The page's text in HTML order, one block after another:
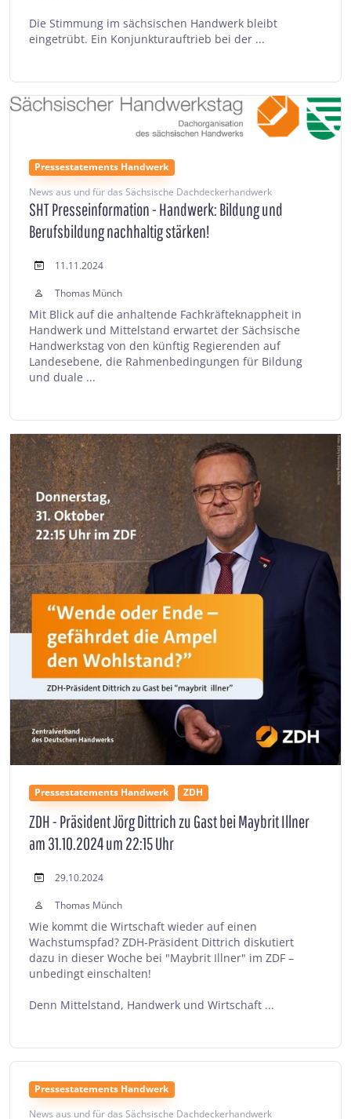
Die Stimmung im sächsischen Handwerk bleibt
eingetrübt. Ein Konjunkturauftrieb bei der ...
Pressestatements Handwerk
News aus und für das Sächsische Dachdeckerhandwerk
SHT Presseinformation - Handwerk: Bildung und
Berufsbildung nachhaltig stärken!
11.11.2024
Thomas Münch
Mit Blick auf die anhaltende Fachkräfteknappheit in
Handwerk und Mittelstand erwartet der Sächsische
Handwerkstag von den künftig Regierenden auf
Landesebene, die Rahmenbedingungen für Bildung
und duale ...
Pressestatements Handwerk ZDH
ZDH - Präsident Jörg Dittrich zu Gast bei Maybrit Illner
am 31.10.2024 um 22:15 Uhr
29.10.2024
Thomas Münch
Wie kommt die Wirtschaft wieder auf einen
Wachstumspfad? ZDH-Präsident Dittrich diskutiert
dazu in dieser Woche bei "Maybrit Illner" im ZDF –
unbedingt einschalten!
Denn Mittelstand, Handwerk und Wirtschaft ...
Pressestatements Handwerk
News aus und für das Sächsische Dachdeckerhandwerk